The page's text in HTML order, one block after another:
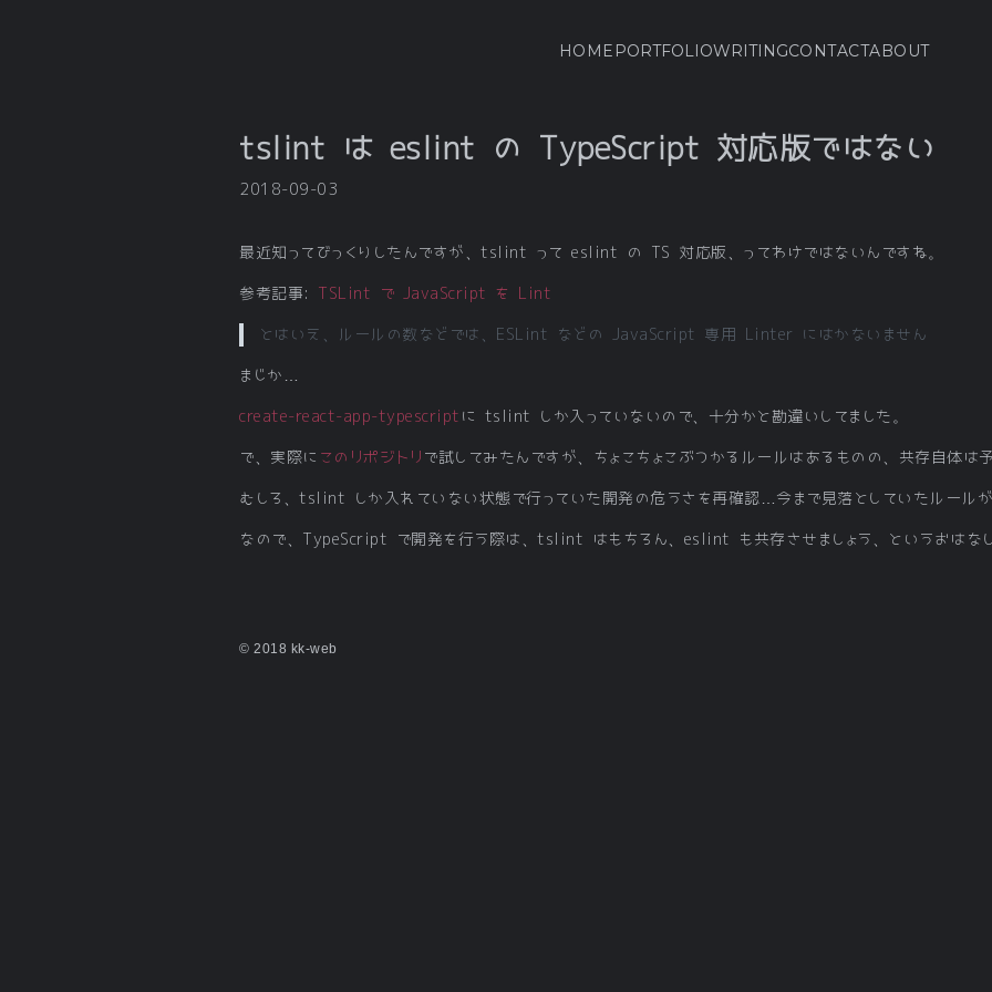
HOME PORTFOLIOWRITINGCONTACTABOUT
tslint は eslint の TypeScript 対応版ではない
2018-09-03
最近知ってびっくりしたんですが、tslint って eslint の TS 対応版、ってわけではないんですね。
参考記事: TSLint で JavaScript を Lint
とはいえ、ルールの数などでは、ESLint などの JavaScript 専用 Linter にはかないません
まじか…
create-react-app-typescript に tslint しか入っていないので、十分かと勘違いしてました。
で、実際に このリポジトリ で試してみたんですが、ちょこちょこぶつかるルールはあるものの、共存自体は
むしろ、tslint しか入れていない状態で行っていた開発の危うさを再確認…今まで見落としていたルールが
なので、TypeScript で開発を行う際は、tslint はもちろん、eslint も共存させましょう、というおはなし
© 2018 kk-web